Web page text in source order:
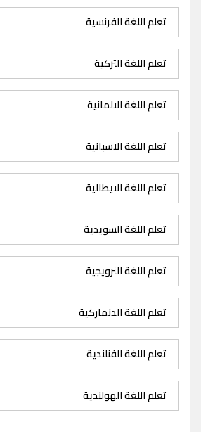
تعلم اللغة الفرنسية
تعلم اللغة التركية
تعلم اللغة الالمانية
تعلم اللغة الاسبانية
تعلم اللغة الايطالية
تعلم اللغة السويدية
تعلم اللغة النرويجية
تعلم اللغة الدنماركية
تعلم اللغة الفنلندية
تعلم اللغة الهولندية